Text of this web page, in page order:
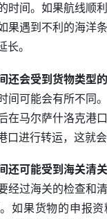
时间。如果航线顺
果遇到不利的海洋
。
还会受到货物类型的
间可能会有所不同
在马尔萨什洛克港
口进行转运，这就会
还可能受到海关清关
经过海关的检查和
如果货物的申报